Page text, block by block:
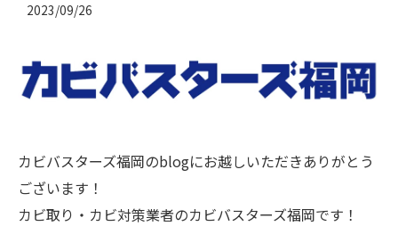
2023/09/26
カビバスターズ福岡のblogにお越しいただきありがとう
ございます！
カビ取り・カビ対策業者のカビバスターズ福岡です！